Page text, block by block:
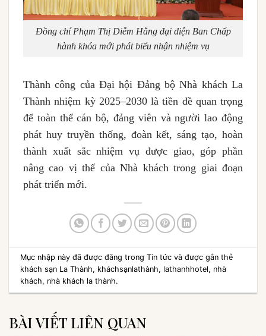
Đồng chí Phạm Thị Diễm Hằng đại diện Ban Chấp
hành khóa mới phát biểu nhận nhiệm vụ
Thành công của Đại hội Đảng bộ Nhà khách La
Thành nhiệm kỳ 2025–2030 là tiền đề quan trọng
để toàn thể cán bộ, đảng viên và người lao động
phát huy truyền thống, đoàn kết, sáng tạo, hoàn
thành xuất sắc nhiệm vụ được giao, góp phần
nâng cao vị thế của Nhà khách trong giai đoạn
phát triển mới.
Mục nhập này đã được đăng trongTin tức và được gắn thẻ
khách sạn La Thành, kháchsạnlathành, lathanhhotel, nhà
khách, nhà khách la thành.
BÀI VIẾT LIÊN QUAN